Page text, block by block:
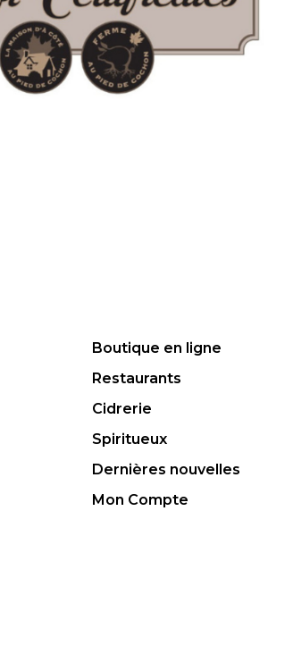
Boutique en ligne
Restaurants
Cidrerie
Spiritueux
Dernières nouvelles
Mon Compte